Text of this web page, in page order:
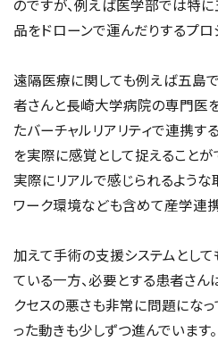
のですが、例えば医学部では特
品をドローンで運んだりするプロ
遠隔医療に関しても例えば五島
者さんと長崎大学病院の専門医
たバーチャルリアリティで連携す
を実際に感覚として捉えること
実際にリアルで感じられるような
ワーク環境なども含めて産学連
加えて手術の支援システムとし
ている一方、必要とする患者さん
クセスの悪さも非常に問題にな
った動きも少しずつ進んでいます。